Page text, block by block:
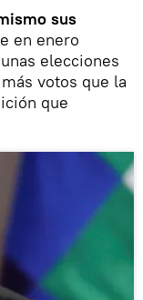
sus
en enero
elecciones
votos que la
que